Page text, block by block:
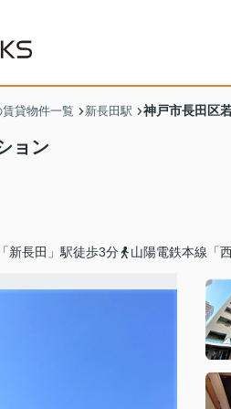
貸物件一覧 新長田駅 神戸市長田区
ョン
新長田」駅徒歩3分 山陽電鉄本線「